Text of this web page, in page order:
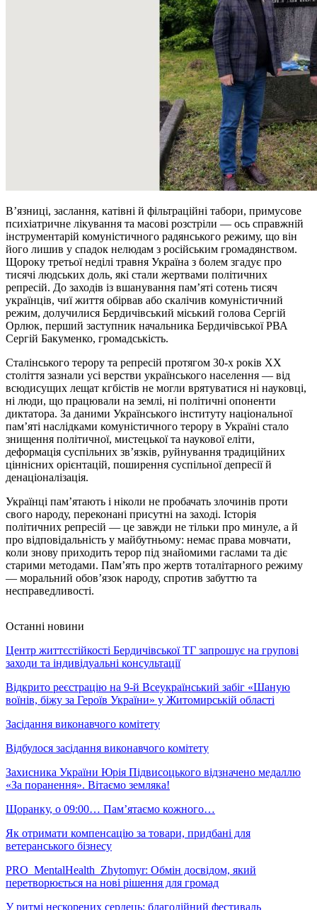
В’язниці, заслання, катівні й фільтраційні табори, примусове
психіатричне лікування та масові розстріли — ось справжній
інструментарій комуністичного радянського режиму, що він
його лишив у спадок нелюдам з російським громадянством.
Щороку третьої неділі травня Україна з болем згадує про
тисячі людських доль, які стали жертвами політичних
репресій. До заходів із вшанування пам’яті сотень тисяч
українців, чиї життя обірвав або скалічив комуністичний
режим, долучилися Бердичівський міський голова Сергій
Орлюк, перший заступник начальника Бердичівської РВА
Сергій Бакуменко, громадськість.
Сталінського терору та репресій протягом 30-х років ХХ
століття зазнали усі верстви українського населення — від
всюдисущих лещат кгбістів не могли врятуватися ні науковці,
ні люди, що працювали на землі, ні політичні опоненти
диктатора. За даними Українського інституту національної
пам’яті наслідками комуністичного терору в Україні стало
знищення політичної, мистецької та наукової еліти,
деформація суспільних зв’язків, руйнування традиційних
ціннісних орієнтацій, поширення суспільної депресії й
денаціоналізація.
Українці пам’ятають і ніколи не пробачать злочинів проти
свого народу, переконані присутні на заході. Історія
політичних репресій — це завжди не тільки про минуле, а й
про відповідальність у майбутньому: немає права мовчати,
коли знову приходить терор під знайомими гаслами та діє
старими методами. Пам’ять про жертв тоталітарного режиму
— моральний обов’язок народу, спротив забуттю та
несправедливості.
Останні новини
Центр життєстійкості Бердичівської ТГ запрошує на групові
заходи та індивідуальні консультації
Відкрито реєстрацію на 9-й Всеукраїнський забіг «Шаную
воїнів, біжу за Героїв України» у Житомирській області
Засідання виконавчого комітету
Відбулося засідання виконавчого комітету
Захисника України Юрія Підвисоцького відзначено медаллю
«За поранення». Вітаємо земляка!
Щоранку, о 09:00… Пам’ятаємо кожного…
Як отримати компенсацію за товари, придбані для
ветеранського бізнесу
PRO_MentalHealth_Zhytomyr: Обмін досвідом, який
перетворюється на нові рішення для громад
У ритмі нескорених сердець: благодійний фестиваль